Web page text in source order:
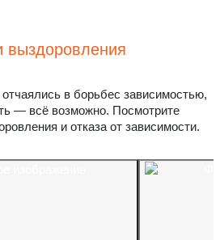
выздоровления
в борьбес зависимостью,
— всё возможно. Посмотрите
и отказа от зависимости.